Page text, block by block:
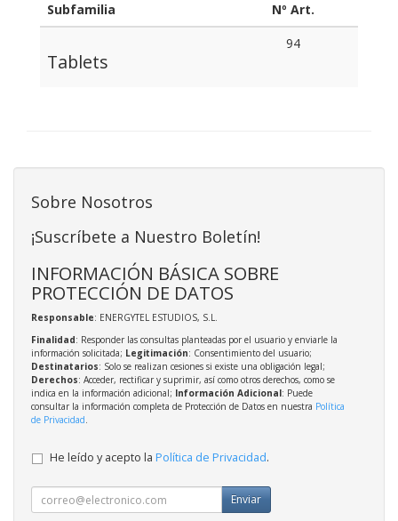
Subfamilia Nº Art.
Tablets
94
Sobre Nosotros
¡Suscríbete a Nuestro Boletín!
INFORMACIÓN BÁSICA SOBRE
PROTECCIÓN DE DATOS
Responsable: ENERGYTEL ESTUDIOS, S.L.
Finalidad: Responder las consultas planteadas por el usuario y enviarle la
información solicitada; Legitimación: Consentimiento del usuario;
Destinatarios: Solo se realizan cesiones si existe una obligación legal;
Derechos: Acceder, rectificar y suprimir, así como otros derechos, como se
indica en la información adicional; Información Adicional: Puede
consultar la información completa de Protección de Datos en nuestra Política
de Privacidad.
He leído y acepto la Política de Privacidad.
Enviar